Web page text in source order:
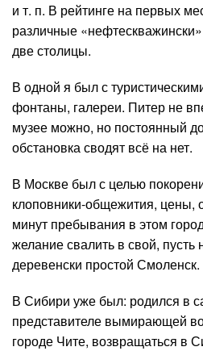
и т. п. В рейтинге на первых
различные
две столицы.
В одной я был с
фонтаны, галереи. Питер не
музее можно, но постоянный
обстановка сводят всё на нет.
В Москве был с целью
клоповники-общежития,
минут пребывания в этом
желание свалить в свой, пусть
деревенски простой Смоленск.
В Сибири уже был: родился в
представителе вымирающей
городе Чите, возвращаться в